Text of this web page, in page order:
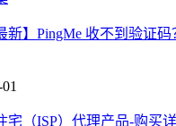
新】PingMe 收不到验证